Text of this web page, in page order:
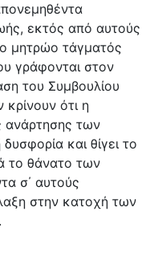
εκτός από αυτούς
μητρώο τάγματός
γράφονται στον
του Συμβουλίου
ότι η
ανάρτησης των
και θίγει το
το θάνατο των
σ΄ αυτούς
στην κατοχή των